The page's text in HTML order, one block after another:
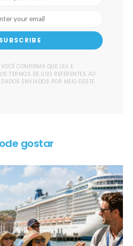
SUBSCRIBE
CONFIRMA QUE LEU E
TERMOS DE USO REFERENTES AO
ENVIADOS POR MEIO DESTE
gostar